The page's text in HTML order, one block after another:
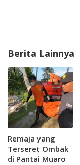
Berita Lainnya
Remaja yang
Terseret Ombak
di Pantai Muaro